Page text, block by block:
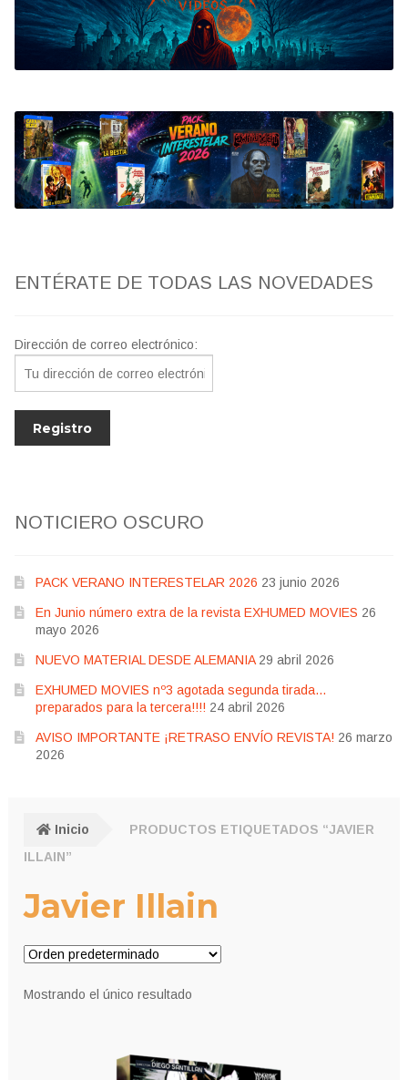
Bluray
Clasificada S
artwork
fantaterror
Jesús Franco
ENTÉRATE DE TODAS LAS NOVEDADES
Dirección de correo electrónico:
NOTICIERO OSCURO
PACK VERANO INTERESTELAR 2026 23 junio 2026
En Junio número extra de la revista EXHUMED MOVIES 26
mayo 2026
NUEVO MATERIAL DESDE ALEMANIA 29 abril 2026
EXHUMED MOVIES nº3 agotada segunda tirada…
preparados para la tercera!!!! 24 abril 2026
AVISO IMPORTANTE ¡RETRASO ENVÍO REVISTA! 26 marzo
2026
Inicio
PRODUCTOS ETIQUETADOS “JAVIER
ILLAIN”
Javier Illain
Mostrando el único resultado